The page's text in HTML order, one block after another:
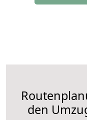
den